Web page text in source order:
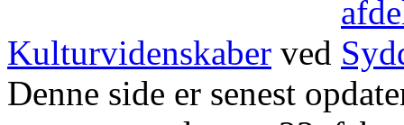
Kulturvidenskaber ved
Denne side er senest